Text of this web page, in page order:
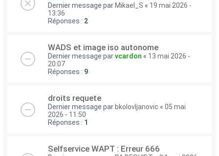
Dernier message parMikael_S « 19 mai 2026 -
13:36
Réponses : 2
WADS et image iso autonome
Dernier message parvcardon « 13 mai 2026 -
20:07
Réponses : 9
droits requete
Dernier message parbkolovljanovic « 05 mai
2026 - 11:50
Réponses : 1
Selfservice WAPT : Erreur 666